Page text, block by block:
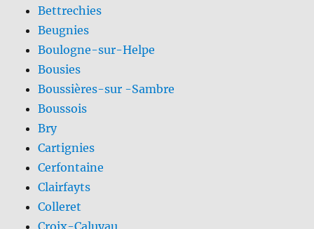
Bettrechies
Beugnies
Boulogne-sur-Helpe
Bousies
Boussières-sur -Sambre
Boussois
Bry
Cartignies
Cerfontaine
Clairfayts
Colleret
Croix-Caluyau